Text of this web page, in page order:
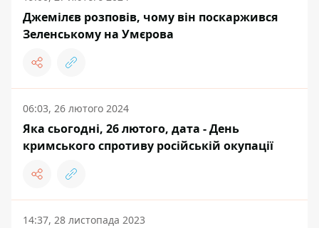
Джемілєв розповів, чому він поскаржився
Зеленському на Умєрова
06:03, 26 лютого 2024
Яка сьогодні, 26 лютого, дата - День
кримського спротиву російській окупації
14:37, 28 листопада 2023